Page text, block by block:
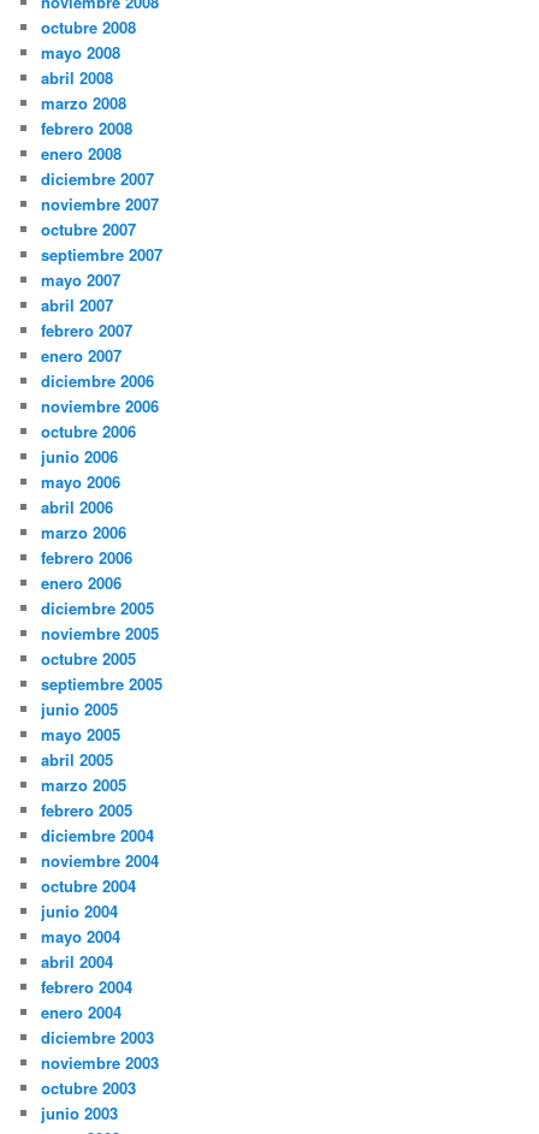
octubre 2008
mayo 2008
abril 2008
marzo 2008
febrero 2008
enero 2008
diciembre 2007
noviembre 2007
octubre 2007
septiembre 2007
mayo 2007
abril 2007
febrero 2007
enero 2007
diciembre 2006
noviembre 2006
octubre 2006
junio 2006
mayo 2006
abril 2006
marzo 2006
febrero 2006
enero 2006
diciembre 2005
noviembre 2005
octubre 2005
septiembre 2005
junio 2005
mayo 2005
abril 2005
marzo 2005
febrero 2005
diciembre 2004
noviembre 2004
octubre 2004
junio 2004
mayo 2004
abril 2004
febrero 2004
enero 2004
diciembre 2003
noviembre 2003
octubre 2003
junio 2003